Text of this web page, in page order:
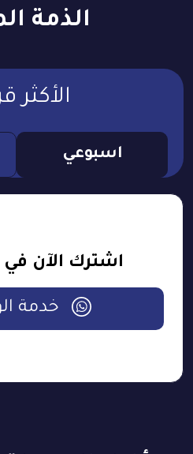
الذمة
الأكثر
اسبوعي
اشترك الآن في
خدمة